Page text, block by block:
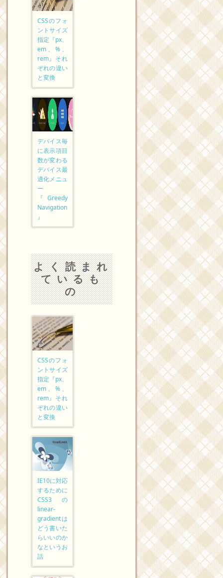
CSSのフォ
ントサイズ
指定『px、
em、%、
rem』それ
ぞれの違い
と変換
デバイス毎
に表示項目
数が変わる
デバイス最
適化メニュ
ー
『Greedy
Navigation
』
よく読まれ
ているも
の
CSSのフォ
ントサイズ
指定『px、
em、%、
rem』それ
ぞれの違い
と変換
IE10に対応
するために
CSS3の
linear-
gradientは
どう書いた
らいいのか
なというお
話